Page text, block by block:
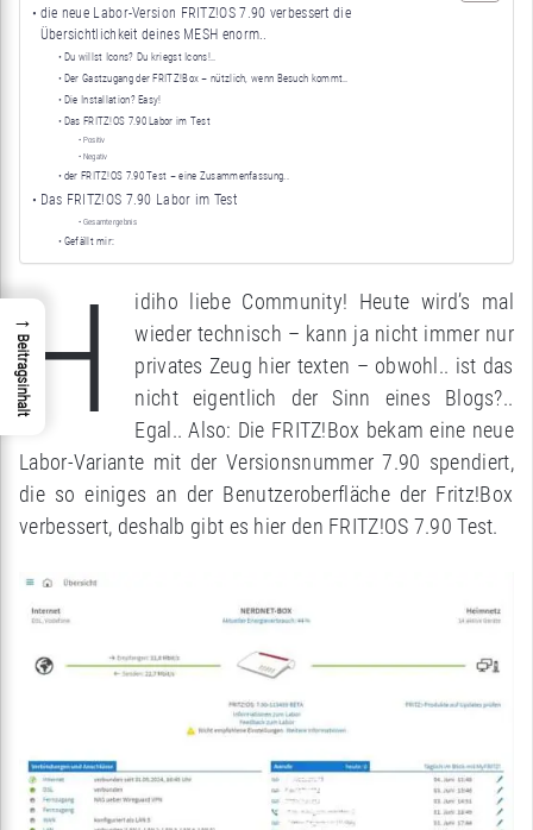
die neue Labor-Version FRITZ!OS 7.90 verbessert die
Übersichtlichkeit deines MESH enorm..
Du willst Icons? Du kriegst Icons!..
Der Gastzugang der FRITZ!Box – nützlich, wenn Besuch kommt..
Die Installation? Easy!
Das FRITZ!OS 7.90 Labor im Test
Positiv
Negativ
der FRITZ!OS 7.90 Test – eine Zusammenfassung..
Das FRITZ!OS 7.90 Labor im Test
Gesamtergebnis
Gefällt mir:
H
idiho liebe Community! Heute wird’s mal
wieder technisch – kann ja nicht immer nur
privates Zeug hier texten – obwohl.. ist das
nicht eigentlich der Sinn eines Blogs?..
Egal.. Also: Die FRITZ!Box bekam eine neue
Labor-Variante mit der Versionsnummer 7.90 spendiert,
die so einiges an der Benutzeroberfläche der Fritz!Box
verbessert, deshalb gibt es hier den FRITZ!OS 7.90 Test.
→
Beitragsinhalt